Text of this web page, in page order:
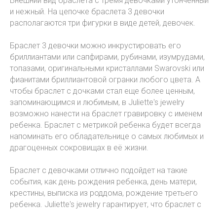
и нежный. На цепочке браслета 3 девочки
располагаются три фигурки в виде детей, девочек.
Браслет 3 девочки можно инкрустировать его
бриллиантами или сапфирами, рубинами, изумрудами,
топазами, оригинальными кристаллами Swarovski или
фианитами бриллиантовой огранки любого цвета. А
чтобы браслет с дочками стал еще более ценным,
запоминающимся и любимым, в Juliette's jewelry
возможно нанести на браслет гравировку с именем
ребенка. Браслет с метрикой ребенка будет всегда
напоминать его обладательнице о самых любимых и
драгоценных сокровищах в её жизни.
Браслет с девочками отлично подойдет на такие
события, как день рождения ребенка, день матери,
крестины, выписка из роддома, рождение третьего
ребенка. Juliette's jewelry гарантирует, что браслет с